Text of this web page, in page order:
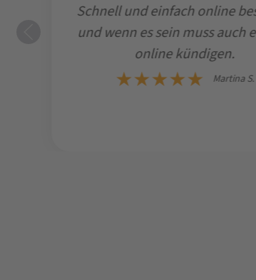
Schnell und einfach online
und wenn es sein muss auch
online kündigen.
Martina S.